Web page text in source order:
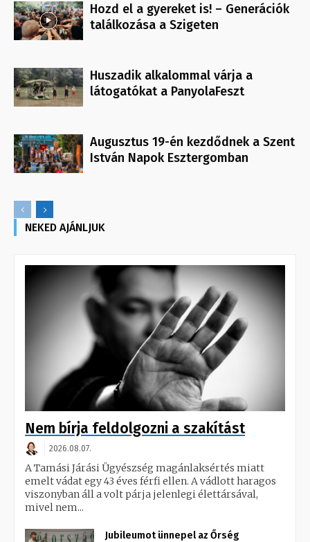
Hozd el a gyereket is! – Generációk
találkozása a Szigeten
Huszadik alkalommal várja a
látogatókat a PanyolaFeszt
Augusztus 19-én kezdődnek a Szent
István Napok Esztergomban
NEKED AJÁNLJUK
Nem bírja feldolgozni a szakítást
2026.08.07.
A Tamási Járási Ügyészség magánlaksértés miatt
emelt vádat egy 43 éves férfi ellen. A vádlott haragos
viszonyban áll a volt párja jelenlegi élettársával,
mivel nem...
Jubileumot ünnepel az Őrség